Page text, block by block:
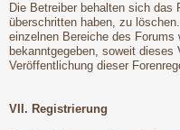
Die Betreiber behalten sich das
überschritten haben, zu
einzelnen Bereiche des Forums
bekanntgegeben, soweit
Veröffentlichung dieser
VII. Registrierung